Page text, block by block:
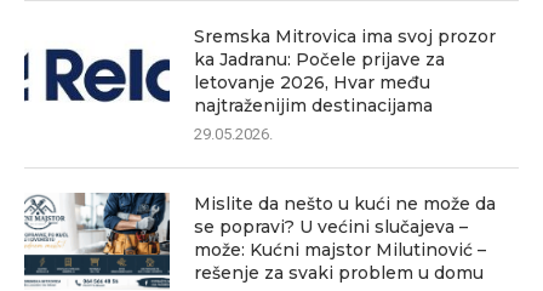
Sremska Mitrovica ima svoj prozor
ka Jadranu: Počele prijave za
letovanje 2026, Hvar među
najtraženijim destinacijama
29.05.2026.
Mislite da nešto u kući ne može da
se popravi? U većini slučajeva –
može: Kućni majstor Milutinović –
rešenje za svaki problem u domu